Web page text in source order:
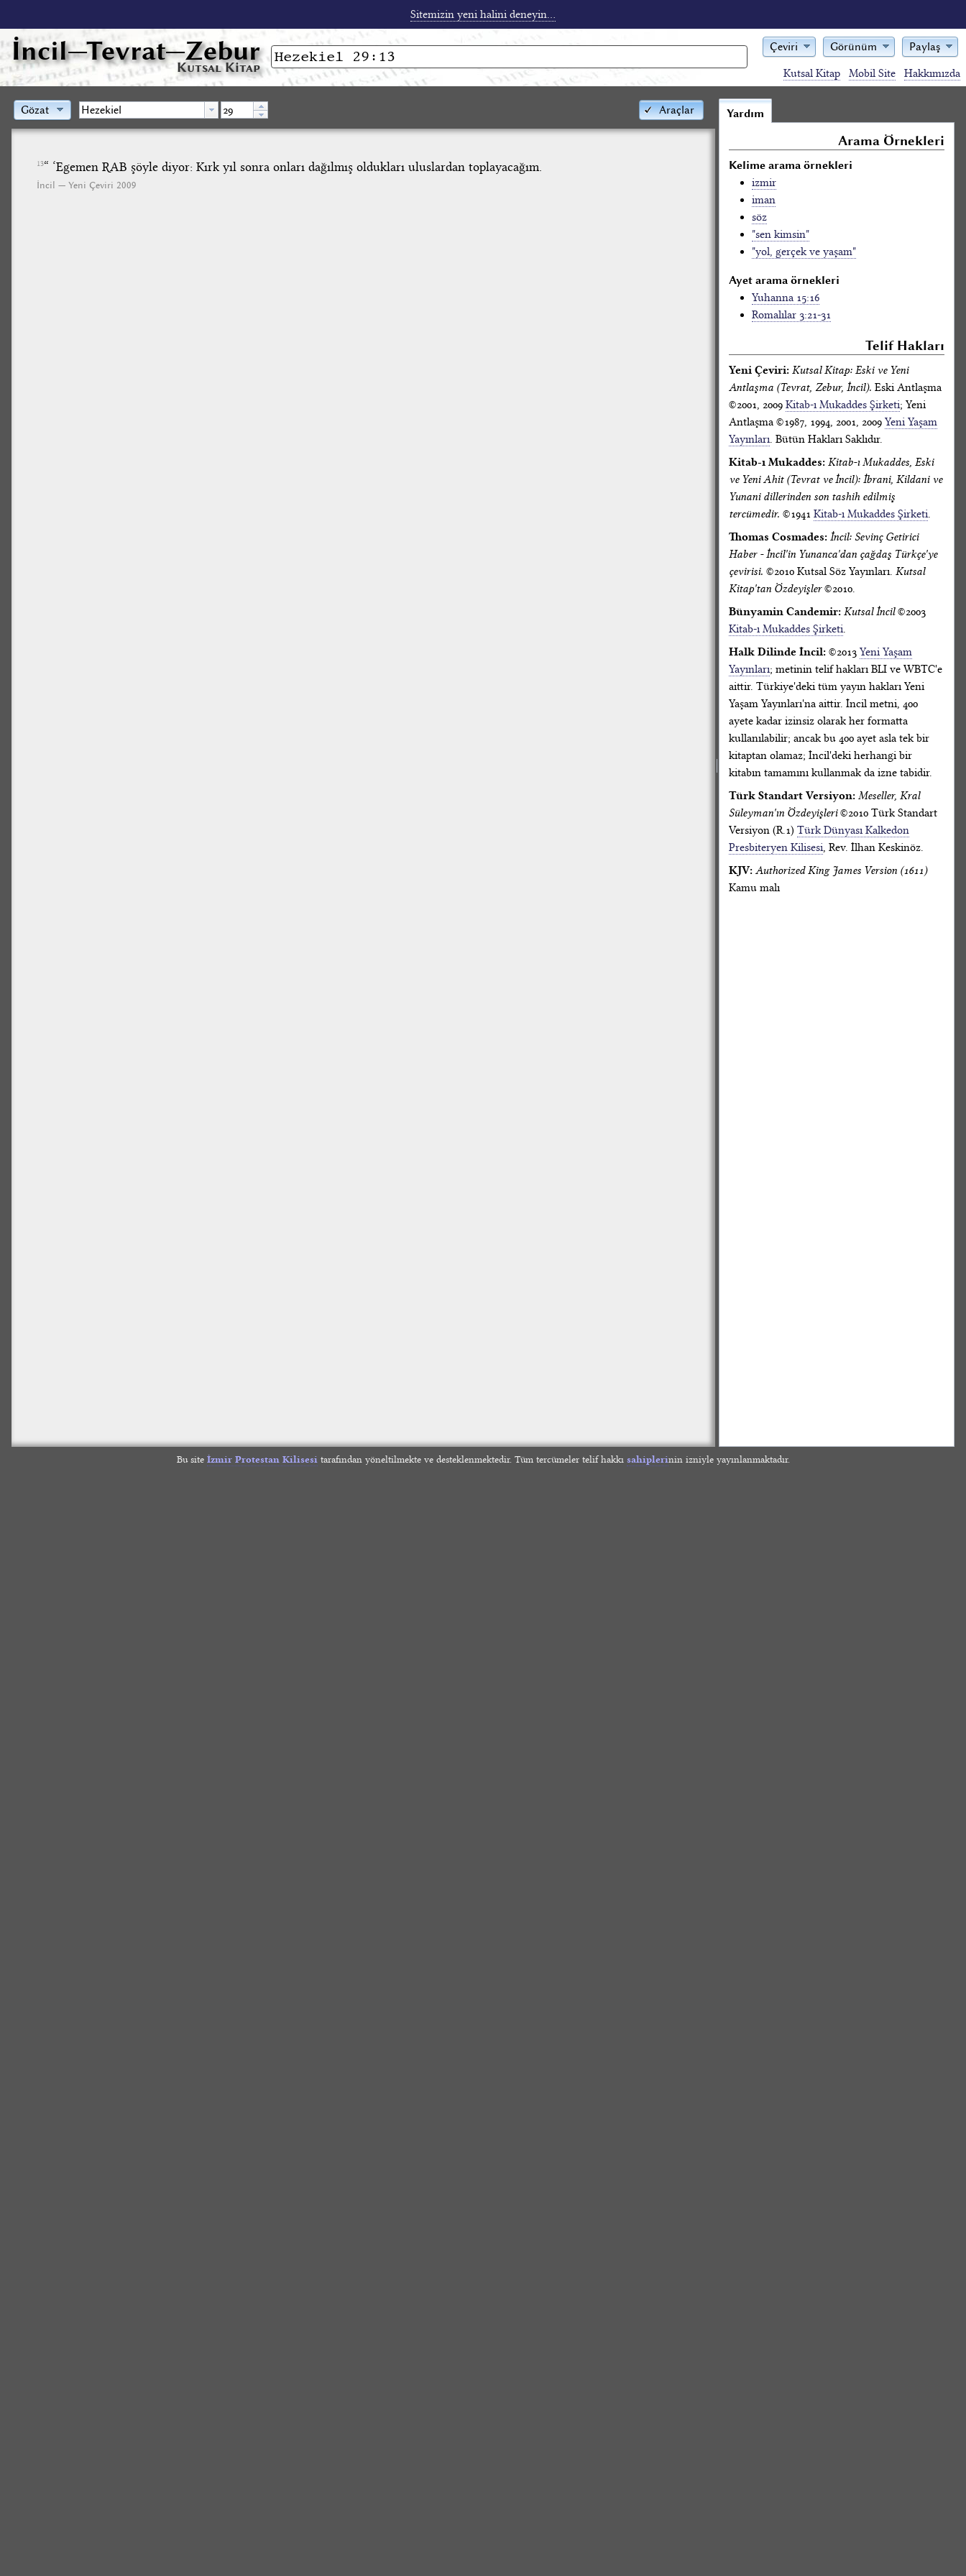
Sitemizin yeni halini deneyin...
İncil—Tevrat—Zebur
Kutsal Kitap
Çeviri Görünüm Paylaş
Kutsal Kitap Mobil Site Hakkımızda
Araçlar
Gözat
13“ ‘Egemen RAB şöyle diyor: Kırk yıl sonra onları dağılmış oldukları uluslardan toplayacağım.
İncil — Yeni Çeviri 2009
Yardım
Arama Örnekleri
Kelime arama örnekleri
izmir
iman
söz
"sen kimsin"
"yol, gerçek ve yaşam"
Ayet arama örnekleri
Yuhanna 15:16
Romalılar 3:21-31
Telif Hakları
Yeni Çeviri: Kutsal Kitap: Eski ve Yeni
Antlaşma (Tevrat, Zebur, İncil). Eski Antlaşma
©2001, 2009 Kitab-ı Mukaddes Şirketi; Yeni
Antlaşma ©1987, 1994, 2001, 2009 Yeni Yaşam
Yayınları. Bütün Hakları Saklıdır.
Kitab-ı Mukaddes: Kitab-ı Mukaddes, Eski
ve Yeni Ahit (Tevrat ve İncil): İbrani, Kildani ve
Yunani dillerinden son tashih edilmiş
tercümedir. ©1941 Kitab-ı Mukaddes Şirketi.
Thomas Cosmades: İncil: Sevinç Getirici
Haber - İncil'in Yunanca'dan çağdaş Türkçe'ye
çevirisi. ©2010 Kutsal Söz Yayınları. Kutsal
Kitap'tan Özdeyişler©2010.
Bünyamin Candemir: Kutsal İncil©2003
Kitab-ı Mukaddes Şirketi.
Halk Dilinde İncil: ©2013 Yeni Yaşam
Yayınları; metinin telif hakları BLI ve WBTC'e
aittir. Türkiye'deki tüm yayın hakları Yeni
Yaşam Yayınları'na aittir. İncil metni, 400
ayete kadar izinsiz olarak her formatta
kullanılabilir; ancak bu 400 ayet asla tek bir
kitaptan olamaz; İncil'deki herhangi bir
kitabın tamamını kullanmak da izne tabidir.
Türk Standart Versiyon: Meseller, Kral
Süleyman'ın Özdeyişleri©2010 Türk Standart
Versiyon (R.1) Türk Dünyası Kalkedon
Presbiteryen Kilisesi, Rev. İlhan Keskinöz.
KJV: Authorized King James Version (1611)
Kamu malı
Bu site İzmir Protestan Kilisesitarafından yöneltilmekte ve desteklenmektedir. Tüm tercümeler telif hakkı sahiplerinin izniyle yayınlanmaktadır.